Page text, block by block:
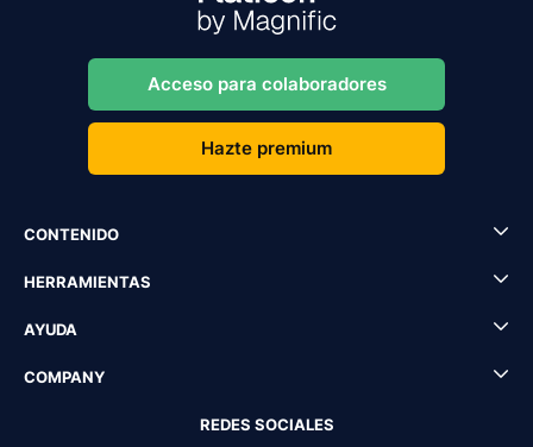
Acceso para colaboradores
Hazte premium
CONTENIDO
HERRAMIENTAS
AYUDA
COMPANY
REDES SOCIALES